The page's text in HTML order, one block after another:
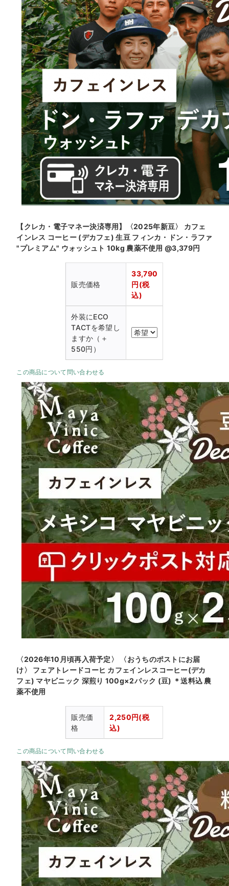
【クレカ・電子マネー決済専用】〈2025年新豆〉 カフェ
インレス コーヒー (デカフェ) 生豆 フィンカ・ドン・ラファ
"プレミアム" ウォッシュト 10kg 農薬不使用 @3,379円
販売価格
33,790
円(税
込)
外装にECO
TACTを希望し
ますか（＋
550円）
この商品について問い合わせる
〈2026年10月頃再入荷予定〉 〈おうちのポストにお届
け〉 フェアトレードコーヒ カフェインレスコーヒー(デカ
フェ) マヤビニック 深煎り 100g×2パック (豆) ＊送料込 農
薬不使用
販売価
格
2,250円(税
込)
この商品について問い合わせる